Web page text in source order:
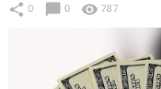
share 0 chat_bubble 0 visibility 787